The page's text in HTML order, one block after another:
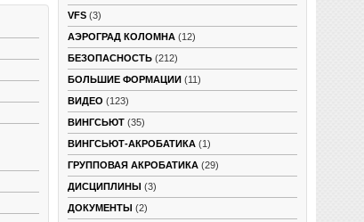
VFS (3)
АЭРОГРАД КОЛОМНА (12)
БЕЗОПАСНОСТЬ (212)
БОЛЬШИЕ ФОРМАЦИИ (11)
ВИДЕО (123)
ВИНГСЬЮТ (35)
ВИНГСЬЮТ-АКРОБАТИКА (1)
ГРУППОВАЯ АКРОБАТИКА (29)
ДИСЦИПЛИНЫ (3)
ДОКУМЕНТЫ (2)